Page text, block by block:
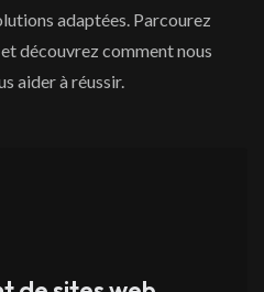
adaptées. Parcourez
découvrez comment nous
aider à réussir.